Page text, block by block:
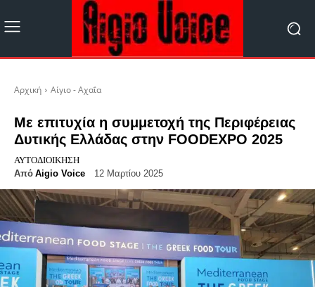
Αρχική Αίγιο - Αχαΐα
Με επιτυχία η συμμετοχή της Περιφέρειας
Δυτικής Ελλάδας στην FOODEXPO 2025
ΑΥΤΟΔΙΟΊΚΗΣΗ
Από Aigio Voice 12 Μαρτίου 2025